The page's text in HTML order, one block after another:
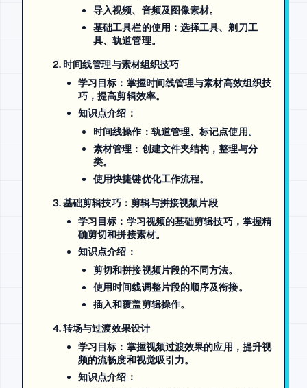
导入视频、音频及图像素材。
基础工具栏的使用：选择工具、剃刀工
具、轨道管理。
时间线管理与素材组织技巧
学习目标 ：掌握时间线管理与素材高效组织技
巧，提高剪辑效率。
知识点介绍 ：
时间线操作：轨道管理、标记点使用。
素材管理：创建文件夹结构，整理与分
类。
使用快捷键优化工作流程。
基础剪辑技巧：剪辑与拼接视频片段
学习目标 ：学习视频的基础剪辑技巧，掌握精
确剪切和拼接素材。
知识点介绍 ：
剪切和拼接视频片段的不同方法。
使用时间线调整片段的顺序及衔接。
插入和覆盖剪辑操作。
转场与过渡效果设计
学习目标 ：掌握视频过渡效果的应用，提升视
频的流畅度和视觉吸引力。
知识点介绍 ：